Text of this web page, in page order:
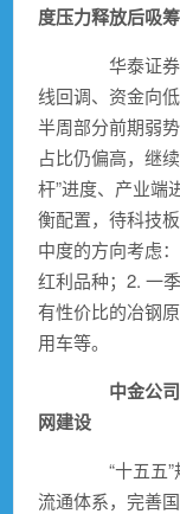
度压力释放后吸筹
华泰证券
线回调、资金向
半周部分前期弱
占比仍偏高，继
杆”进度、产业端
衡配置，待科技
中度的方向考虑
红利品种；2. 一
有性价比的冶钢
用车等。
中金公司
网建设
“十五五”
流通体系，完善